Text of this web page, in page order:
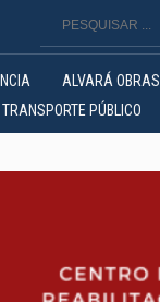
ALVARÁ OBRAS
TRANSPORTE PÚBLICO